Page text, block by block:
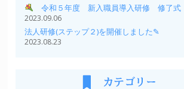
令和５年度 新入職員導入研修 修了式
2023.09.06
法人研修(ステップ２)を開催しました✎
2023.08.23